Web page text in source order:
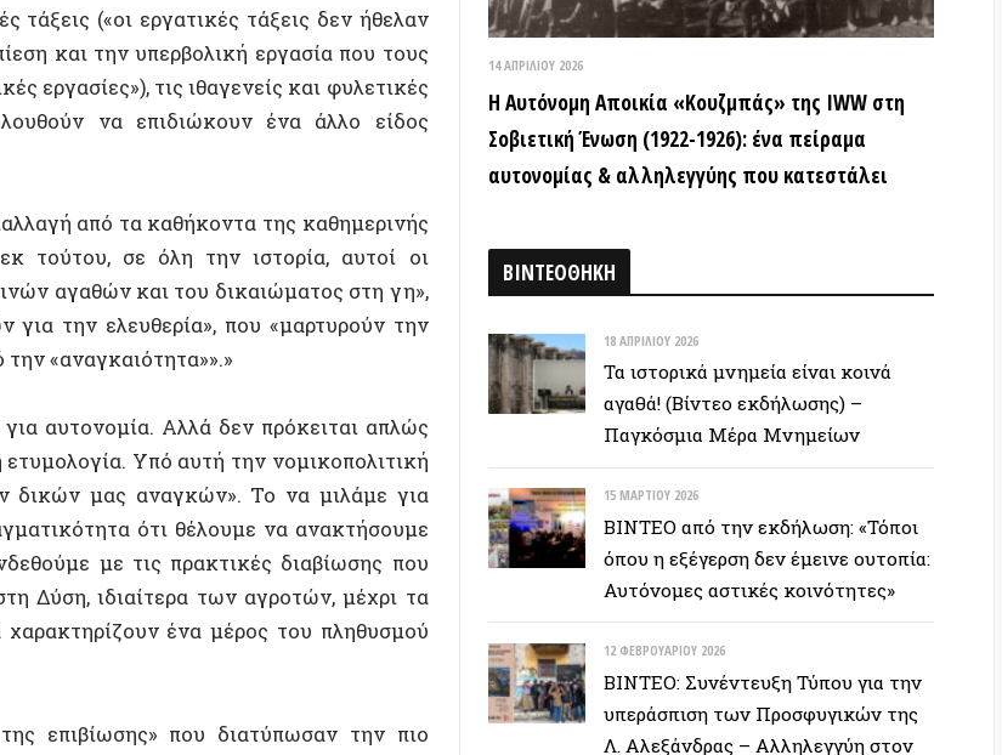
Αλλά δεν πρόκειται απλώς
Υπό αυτή την νομικοπολιτική
μας αναγκών». Το να μιλάμε για
ότι θέλουμε να ανακτήσουμε
ένα μέρος του πληθυσμού
που διατύπωσαν την πιο
τις δραστηριότητες
εμπορευμάτων), έρχονται σε
τους υπαλλήλους, τις
στον κόπο να το κάνουμε οι
των ίδιων στην εξωγήινη αντίληψη
μια τέτοια ευθυγράμμιση είναι
της ζωής, μπορεί μόνο να είναι
αγαθά! (Βίντεο εκδήλωσης) –
Παγκόσμια Μέρα Μνημείων
15 ΜΑΡΤΊΟΥ 2026
ΒΙΝΤΕΟ από την εκδήλωση: «Τόποι
όπου η εξέγερση δεν έμεινε ουτοπία:
12 ΦΕΒΡΟΥΑΡΊΟΥ 2026
ΒΙΝΤΕΟ: Συνέντευξη Τύπου για την
Λ. Αλεξάνδρας – Αλληλεγγύη στον
απεργό πείνας
ΣΥΝΕΝΤΕΥΞΕΙΣ
28 ΙΟΥΝΊΟΥ 2026
Colin Ward: Ο σπόρος κάτω απο το
χιόνι (Autonomedia, 2001)
15 ΙΟΥΝΊΟΥ 2026
Συνέντευξη Zygmunt Bauman: Η
ρευστή νεωτερικότητα
(Autonomedia, 2001)